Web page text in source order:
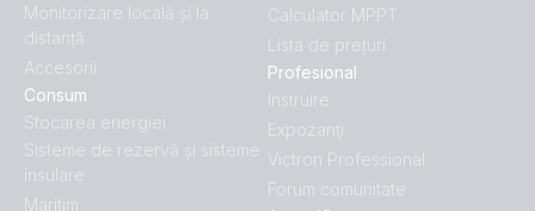
Monitorizare locală și la
distanță
Accesorii
Consum
Stocarea energiei
Sisteme de rezervă și sisteme
insulare
Maritim
Calculator MPPT
Lista de prețuri
Profesional
Instruire
Expozanţi
Victron Professional
Forum comunitate